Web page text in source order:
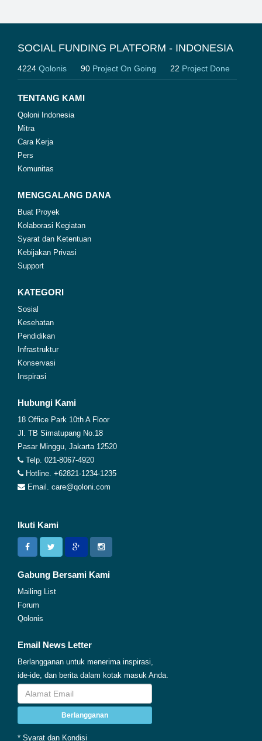
SOCIAL FUNDING PLATFORM - INDONESIA
4224 Qolonis 90 Project On Going 22 Project Done
TENTANG KAMI
Qoloni Indonesia
Mitra
Cara Kerja
Pers
Komunitas
MENGGALANG DANA
Buat Proyek
Kolaborasi Kegiatan
Syarat dan Ketentuan
Kebijakan Privasi
Support
KATEGORI
Sosial
Kesehatan
Pendidikan
Infrastruktur
Konservasi
Inspirasi
Hubungi Kami
18 Office Park 10th A Floor
Jl. TB Simatupang No.18
Pasar Minggu, Jakarta 12520
Telp. 021-8067-4920
Hotline. +62821-1234-1235
Email. care@qoloni.com
Ikuti Kami
Gabung Bersami Kami
Mailing List
Forum
Qolonis
Email News Letter
Berlangganan untuk menerima inspirasi,
ide-ide, dan berita dalam kotak masuk Anda.
Berlangganan
* Syarat dan Kondisi